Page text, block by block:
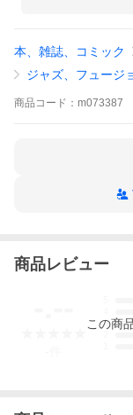
本、雑誌、コミック
ジャズ、フュージ
商品 コード： m073387
商品レビュー
3
この商